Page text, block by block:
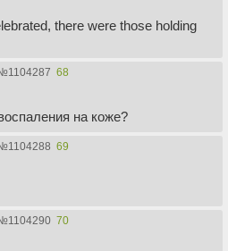
there were those holding
1104287 68
на коже?
1104288 69
1104290 70